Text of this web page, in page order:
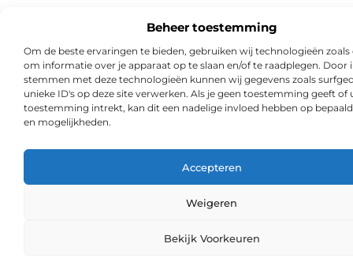
Beheer toestemming
Om de beste ervaringen te bieden, gebruiken wij technologieën zoals
om informatie over je apparaat op te slaan en/of te raadplegen. Door
stemmen met deze technologieën kunnen wij gegevens zoals
unieke ID's op deze site verwerken. Als je geen toestemming geeft of
toestemming intrekt, kan dit een nadelige invloed hebben op
en mogelijkheden.
Accepteren
Weigeren
Bekijk Voorkeuren